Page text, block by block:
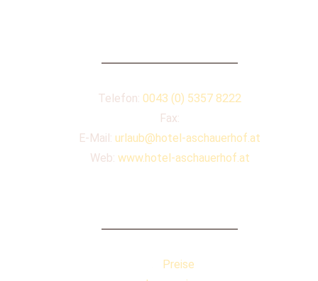
Telefon: 0043 (0) 5357 8222
Fax:
E-Mail: urlaub@hotel-aschauerhof.at
Web: www.hotel-aschauerhof.at
Preise